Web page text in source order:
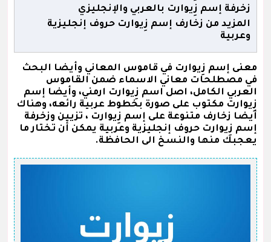
زخرفة إسم زِيوارت بالعربي والإنجليزي
المزيد من زخارف إسم زِيوارت حروف إنجليزية
وعربية
معنى إسم زِيوارت في قاموس المعاني وأيضا البحث
في مصطلحات معاني الاسماء ضمن القاموس
العربي الكامل، اصل اسم زِيوارت ارمني، وأيضا إسم
زِيوارت مكتوب على صورة بخطوط عربية رائعه، وهناك
أيضا زخارف متنوعة على إسم زِيوارت ، تزيين وزخرفة
إسم زِيوارت حروف إنجليزية وعربية يمكن أن تختار ما
يعجبك منها والنسخ الى الحافظة.